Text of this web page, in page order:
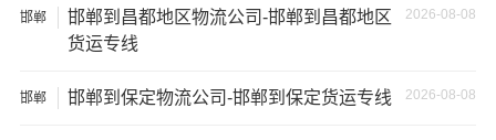
邯郸 2026-08-08
邯郸到昌都地区物流公司-邯郸到昌都地区
货运专线
邯郸 2026-08-08
邯郸到保定物流公司-邯郸到保定货运专线